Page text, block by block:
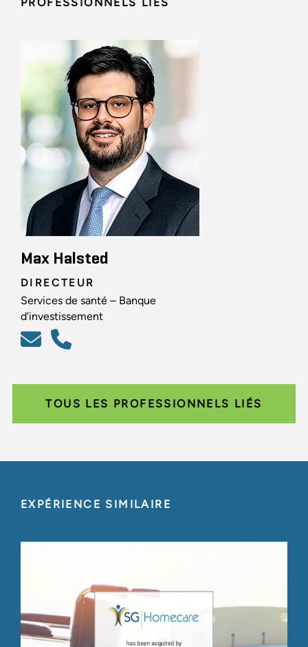
PROFESSIONNELS LIÉS
Max Halsted
DIRECTEUR
Services de santé – Banque
d'investissement
TOUS LES PROFESSIONNELS LIÉS
EXPÉRIENCE SIMILAIRE